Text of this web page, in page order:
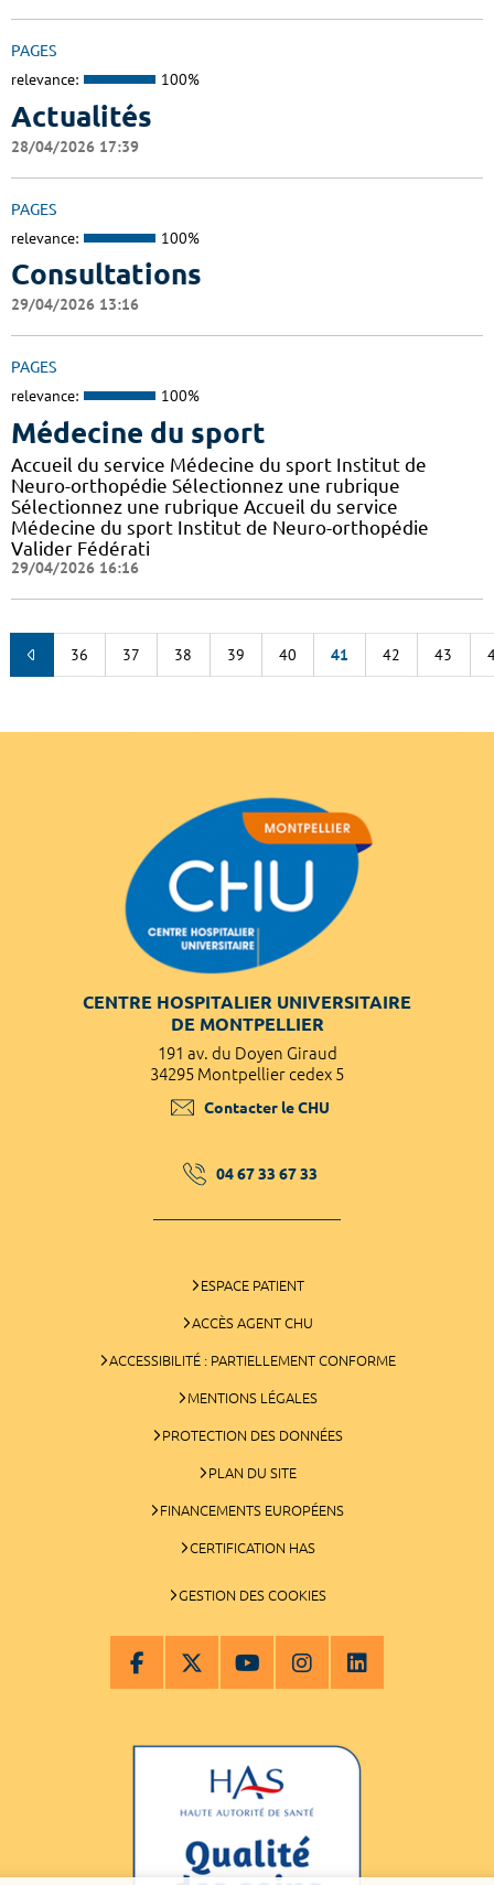
PAGES
relevance: 100%
Actualités
28/04/2026 17:39
PAGES
relevance: 100%
Consultations
29/04/2026 13:16
PAGES
relevance: 100%
Médecine du sport
Accueil du service Médecine du sport Institut de
Neuro-orthopédie Sélectionnez une rubrique
Sélectionnez une rubrique Accueil du service
Médecine du sport Institut de Neuro-orthopédie
Valider Fédérati
29/04/2026 16:16
36 37 38 39 40 41 42 43
CENTRE HOSPITALIER UNIVERSITAIRE
DE MONTPELLIER
191 av. du Doyen Giraud
34295 Montpellier cedex 5
Contacter le CHU
04 67 33 67 33
ESPACE PATIENT
ACCÈS AGENT CHU
ACCESSIBILITÉ : PARTIELLEMENT CONFORME
MENTIONS LÉGALES
PROTECTION DES DONNÉES
PLAN DU SITE
FINANCEMENTS EUROPÉENS
CERTIFICATION HAS
GESTION DES COOKIES